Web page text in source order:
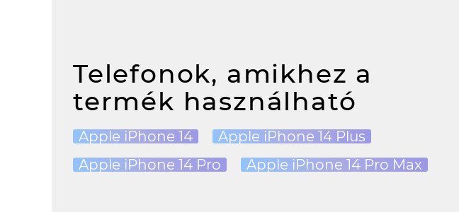
Telefonok, amikhez a
termék használható
Apple iPhone 14
Apple iPhone 14 Plus
Apple iPhone 14 Pro
Apple iPhone 14 Pro Max